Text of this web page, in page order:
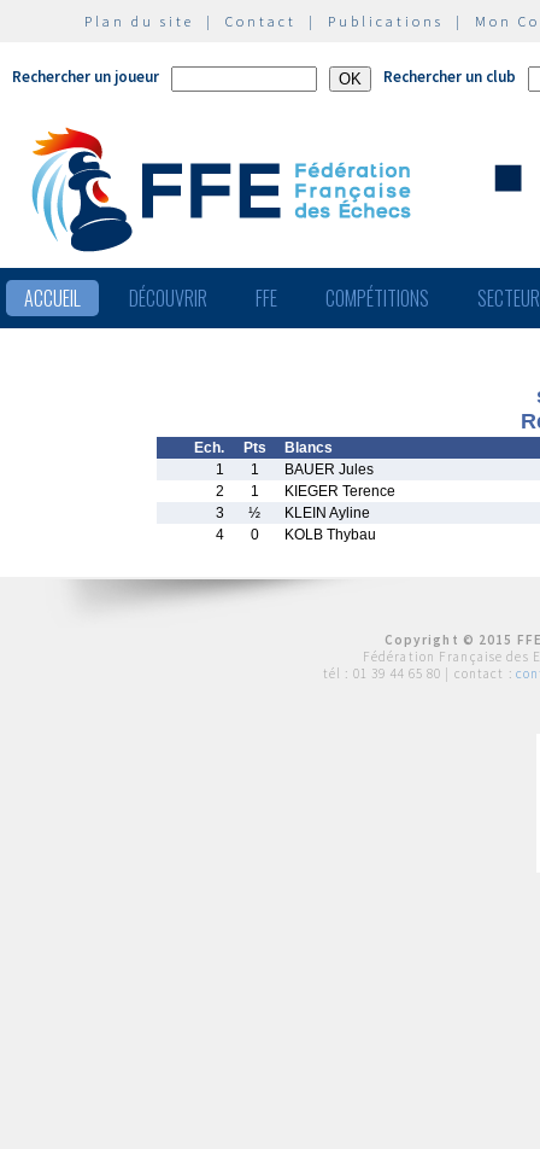
Plan du site | Contact | Publications | Mon
Rechercher un joueur Rechercher un club
ACCUEIL DÉCOUVRIR FFE COMPÉTITIONS
Ech. Pts
Blancs
1
1
BAUER Jules
2
1
KIEGER Terence
3
½
KLEIN Ayline
4
0 KOLB Thybau
Copyright © 2015
Fédération Française des
tél : 01 39 44 65 80 | contact :